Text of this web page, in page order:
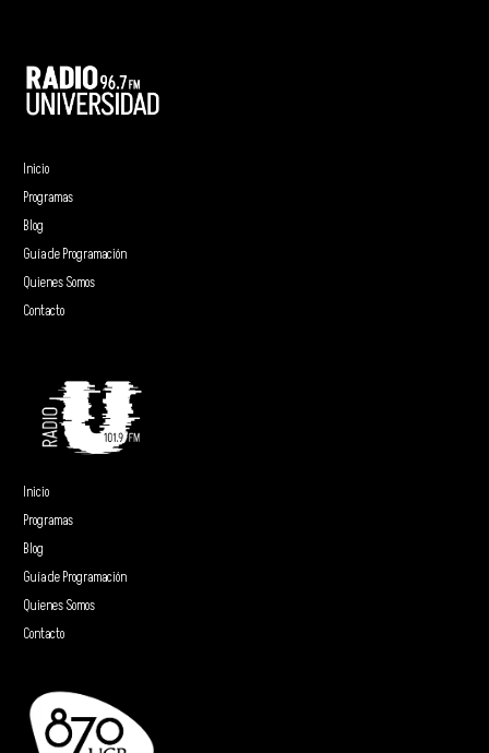
Inicio
Programas
Blog
Guía de Programación
Quienes Somos
Contacto
Inicio
Programas
Blog
Guía de Programación
Quienes Somos
Contacto